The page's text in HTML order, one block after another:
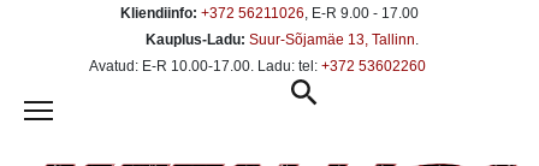
Kliendiinfo: +372 56211026, E-R 9.00 - 17.00
Kauplus-Ladu: Suur-Sõjamäe 13, Tallinn.
Avatud: E-R 10.00-17.00. Ladu: tel: +372 53602260